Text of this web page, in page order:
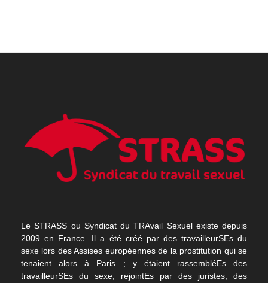
Le STRASS ou Syndicat du TRAvail Sexuel existe depuis
2009 en France. Il a été créé par des travailleurSEs du
sexe lors des Assises européennes de la prostitution qui se
tenaient alors à Paris ; y étaient rassembléEs des
travailleurSEs du sexe, rejointEs par des juristes, des